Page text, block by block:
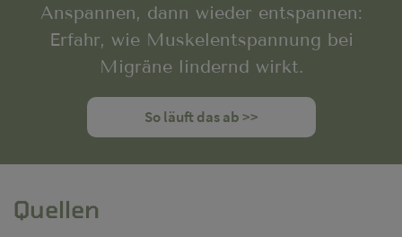
Anspannen, dann wieder entspannen:
Erfahr, wie Muskelentspannung bei
Migräne lindernd wirkt.
So läuft das ab >>
Quellen